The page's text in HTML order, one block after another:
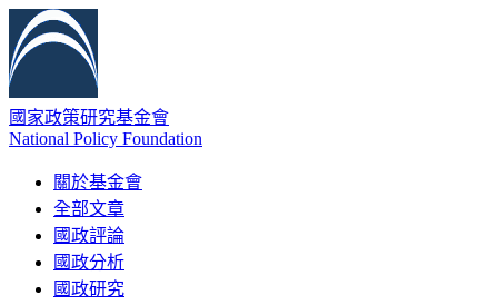
國家政策研究基金會
National Policy Foundation
關於基金會
全部文章
國政評論
國政分析
國政研究